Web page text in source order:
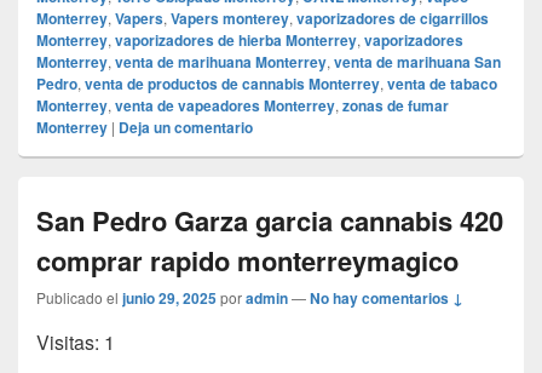
Monterrey, Vapers, Vapers monterey, vaporizadores de cigarrillos
Monterrey, vaporizadores de hierba Monterrey, vaporizadores
Monterrey, venta de marihuana Monterrey, venta de marihuana San
Pedro, venta de productos de cannabis Monterrey, venta de tabaco
Monterrey, venta de vapeadores Monterrey, zonas de fumar
Monterrey | Deja un comentario
San Pedro Garza garcia cannabis 420
comprar rapido monterreymagico
Publicado el junio 29, 2025poradmin—No hay comentarios ↓
Visitas: 1